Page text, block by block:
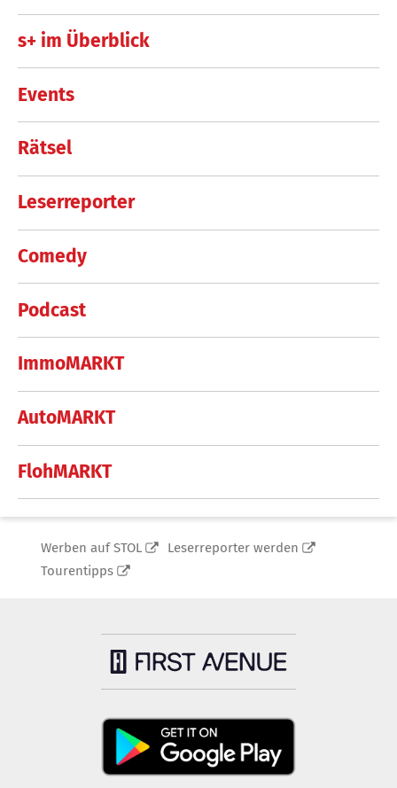
s+ im Überblick
Events
Rätsel
Leserreporter
Comedy
Podcast
ImmoMARKT
AutoMARKT
FlohMARKT
Werben auf STOL
Leserreporter werden
Tourentipps